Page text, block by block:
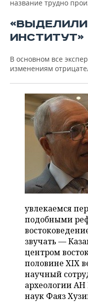
название трудно
ИНСТИТУТ»
В основном все
изменениям
увлекаемся
подобными
звучать —
центром
половине XIX
научный
археологии АН
наук Фаяз